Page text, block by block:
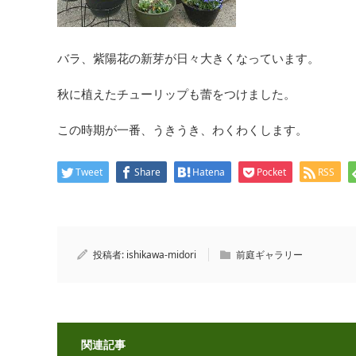
バラ、紫陽花の新芽が日々大きくなっています。
秋に植えたチューリップも蕾をつけました。
この時期が一番、うきうき、わくわくします。
Tweet Share Hatena Pocket RSS
投稿者: ishikawa-midori 前庭ギャラリー
関連記事